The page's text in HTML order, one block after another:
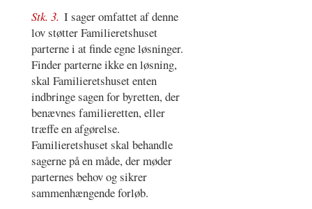
Stk. 3. I sager omfattet af denne
lov støtter Familieretshuset
parterne i at finde egne løsninger.
Finder parterne ikke en løsning,
skal Familieretshuset enten
indbringe sagen for byretten, der
benævnes familieretten, eller
træffe en afgørelse.
Familieretshuset skal behandle
sagerne på en måde, der møder
parternes behov og sikrer
sammenhængende forløb.